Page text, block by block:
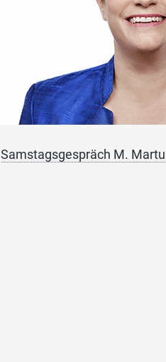
Samstagsgespräch M.